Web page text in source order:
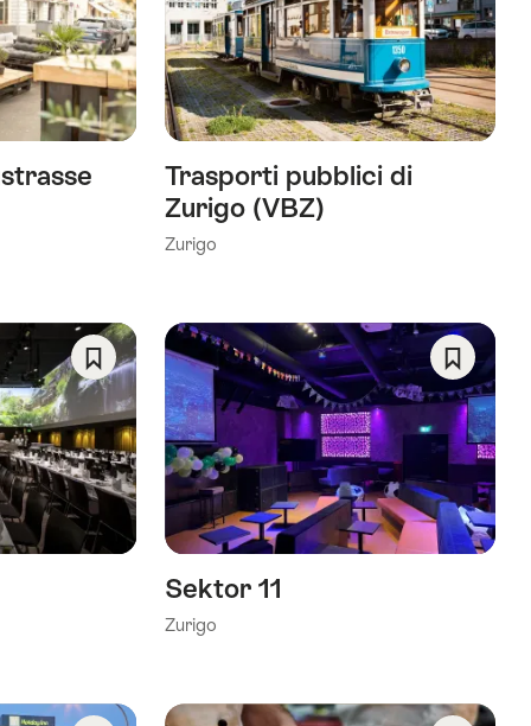
come
preferito:
Wishlist
Trasporti pubblici di
Zurigo (VBZ)
Zurigo
come
Wishlist
Salva
come
preferito:
Wishlist
Sektor 11
Zurigo
Salva
come
Wishlist